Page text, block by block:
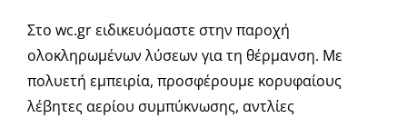
Στο wc.gr ειδικευόμαστε στην παροχή
ολοκληρωμένων λύσεων για τη θέρμανση. Με
πολυετή εμπειρία, προσφέρουμε κορυφαίους
λέβητες αερίου συμπύκνωσης, αντλίες